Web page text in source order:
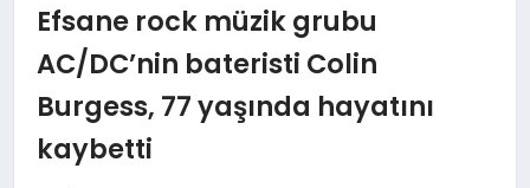
EKONOMI
MAGAZIN
SAĞLIK
Efsane rock müzik grubu
AC/DC’nin bateristi Colin
Burgess, 77 yaşında hayatını
kaybetti